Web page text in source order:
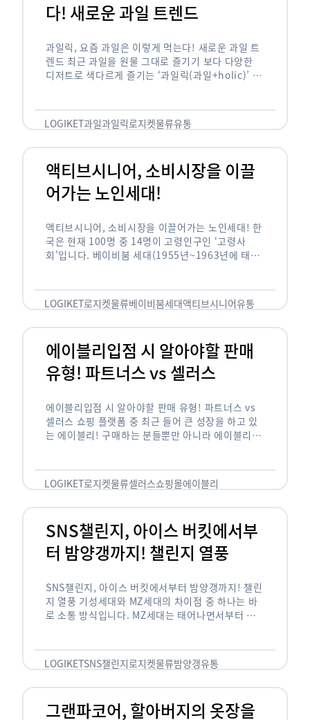
다! 새로운 과일 트렌드
과일릭, 요즘 과일은 이렇게 먹는다! 새로운 과일 트
렌드 최근 과일을 원물 그대로 즐기기 보다 다양한
디저트로 색다르게 즐기는 ‘과일릭(과일+holic)’ 트
…
LOGIKET과일과일릭로지켓물류유통
액티브시니어, 소비시장을 이끌
어가는 노인세대!
액티브시니어, 소비시장을 이끌어가는 노인세대! 한
국은 현재 100명 중 14명이 고령인구인 ‘고령사
회’입니다. 베이비붐 세대(1955년~1963년에 태어
오고 있습니다. 하지만 사회가 늙어가는 …
LOGIKET로지켓물류베이비붐세대액티브시니어유통
에이블리입점 시 알아야할 판매
유형! 파트너스 vs 셀러스
에이블리입점 시 알아야할 판매 유형! 파트너스 vs
셀러스 쇼핑 플랫폼 중 최근 들어 큰 성장을 하고 있
는 에이블리! 구매하는 분들뿐만 아니라 에이블리에
LOGIKET로지켓물류셀러스쇼핑몰에이블리
SNS챌린지, 아이스 버킷에서부
터 밤양갱까지! 챌린지 열풍
SNS챌린지, 아이스 버킷에서부터 밤양갱까지! 챌린
지 열풍 기성세대와 MZ세대의 차이점 중 하나는 바
로 소통 방식입니다. MZ세대는 태어나면서부터 디
도 능숙한 …
LOGIKETSNS챌린지로지켓물류밤양갱유통
그랜파코어, 할아버지의 옷장을